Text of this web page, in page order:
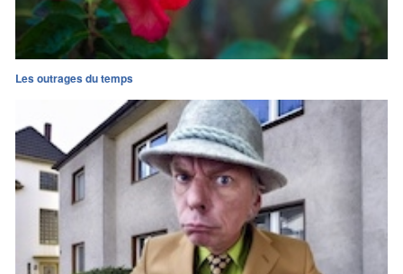
Les outrages du temps